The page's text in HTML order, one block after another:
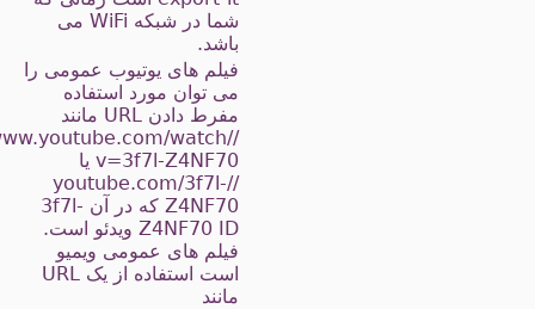
شما در شبکه WiFi می
باشد.
فیلم های یوتیوب عمومی را
می توان مورد استفاده
مفرط دادن URL مانند
//www.youtube.com/watch؟
v=3f7l-Z4NF70 یا
//youtube.com/3f7l-
Z4NF70 که در آن 3f7l-
Z4NF70 ID ویدئو است.
فیلم های عمومی ویمیو
است استفاده از یک URL
مانند